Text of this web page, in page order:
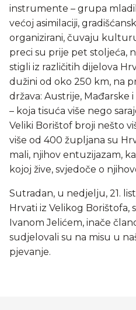
instrumente – grupa
većoj asimilaciji,
organizirani, čuvaju
preci su prije pet stoljeća,
stigli iz različitih dijelova
dužini od oko 250 km, na
država: Austrije, Mađarske
– koja tisuća više nego
Veliki Borištof broji nešto
više od 400 župljana su
mali, njihov entuzijazam,
kojoj žive, svjedoče o
Sutradan, u nedjelju, 21.
Hrvati iz Velikog Borištofa,
Ivanom Jelićem, inače
sudjelovali su na misu u
pjevanje.